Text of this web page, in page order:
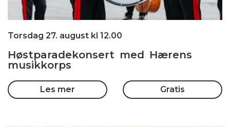
Torsdag 27. august kl 12.00
Høstparadekonsert med Hærens
musikkorps
Les mer Gratis